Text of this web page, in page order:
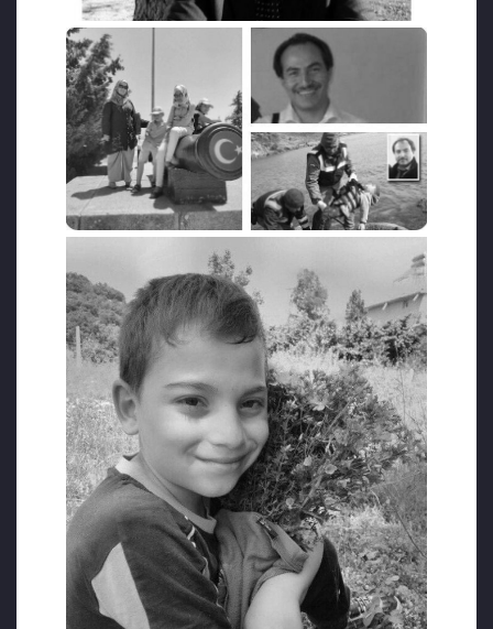
aynı gün başarılı fizik öğretmenine dair
paylaşılan bilgileri alelacele siteden kaldırdı.